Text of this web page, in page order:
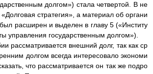
долгом») стала четвертой. В не
стратегия», а материал об органи
расширен и выделен в главу 5 («Институ
управления государственным долгом»).
рассматривается внешний долг, так как ср
долгом всегда интересовало экономи
что рассматривается он так же подро